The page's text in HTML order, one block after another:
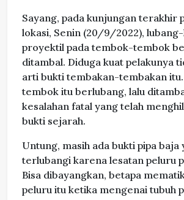
Sayang, pada kunjungan terakhir
lokasi, Senin (20/9/2022),
proyektil pada tembok-tembok
ditambal. Diduga kuat pelakunya
arti bukti tembakan-tembakan
tembok itu berlubang, lalu
kesalahan fatal yang telah
bukti sejarah.
Untung, masih ada bukti pipa baja
terlubangi karena lesatan peluru
Bisa dibayangkan, betapa
peluru itu ketika mengenai tubuh